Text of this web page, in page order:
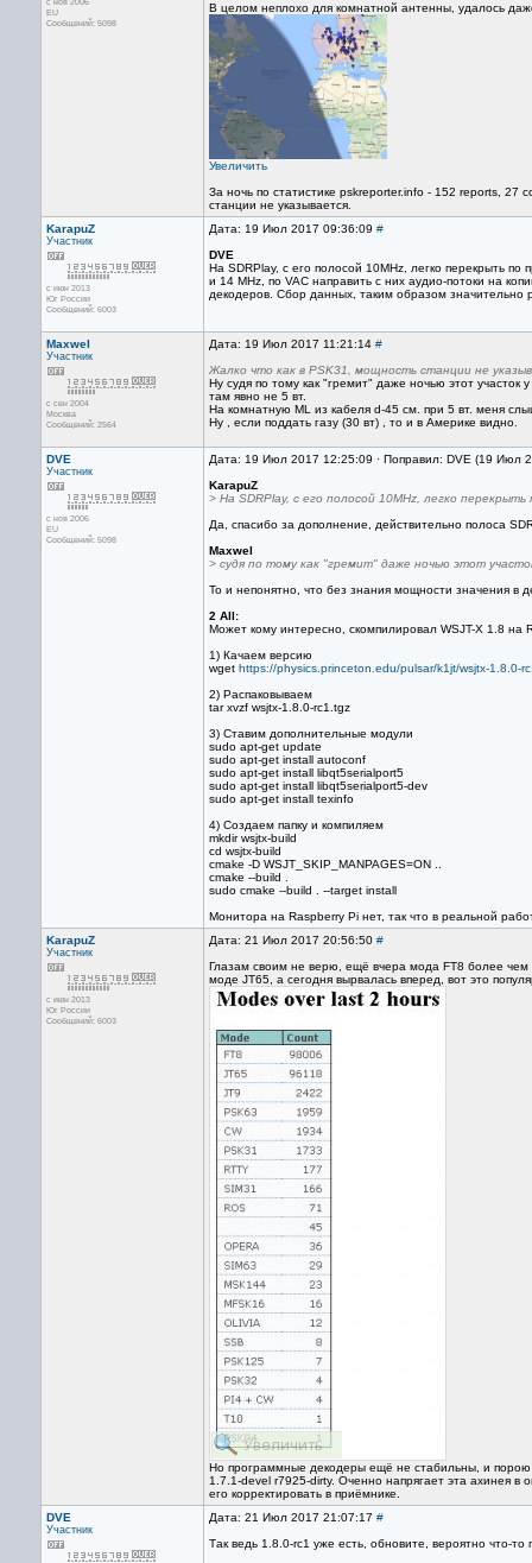
EU
Сообщений: 5098
В целом неплохо для комнатной антенны, удалось
Увеличить
За ночь по статистике pskreporter.info - 152 reports, 27
станции не указывается.
KarapuZ
Участник
с июн 2013
Юг России
Сообщений: 6003
Дата: 19 Июл 2017 09:36:09 #
DVE
На SDRPlay, с его полосой 10MHz, легко перекрыть
и 14 MHz, по VAC направить с них аудио-потоки на
декодеров. Сбор данных, таким образом значительно
Maxwel
Участник
с сен 2004
Москва
Сообщений: 2564
Дата: 19 Июл 2017 11:21:14 #
Жалко что как в PSK31, мощность станции не
Ну судя по тому как "гремит" даже ночью этот участок
там явно не 5 вт.
На комнатную ML из кабеля d-45 см. при 5 вт. меня
Ну , если поддать газу (30 вт) , то и в Америке видно.
DVE
Участник
с ноя 2006
EU
Сообщений: 5098
Дата: 19 Июл 2017 12:25:09 · Поправил: DVE (19 Июл
KarapuZ
> На SDRPlay, с его полосой 10MHz, легко
Да, спасибо за дополнение, действительно полоса
Maxwel
> судя по тому как "гремит" даже ночью этот
То и непонятно, что без знания мощности значения в
2 All:
Может кому интересно, скомпилировал WSJT-X 1.8 на
1) Качаем версию
wget https://physics.princeton.edu/pulsar/k1jt/wsjtx-1.8.0-
2) Распаковываем
tar xvzf wsjtx-1.8.0-rc1.tgz
3) Ставим дополнительные модули
sudo apt-get update
sudo apt-get install autoconf
sudo apt-get install libqt5serialport5
sudo apt-get install libqt5serialport5-dev
sudo apt-get install texinfo
4) Создаем папку и компиляем
mkdir wsjtx-build
cd wsjtx-build
cmake -D WSJT_SKIP_MANPAGES=ON ..
cmake --build .
sudo cmake --build . --target install
Монитора на Raspberry Pi нет, так что в реальной
KarapuZ
Участник
с июн 2013
Юг России
Сообщений: 6003
Дата: 21 Июл 2017 20:56:50 #
Глазам своим не верю, ещё вчера мода FT8 более чем
моде JT65, а сегодня вырвалась вперед, вот это
Но программные декодеры ещё не стабильны, и
1.7.1-devel r7925-dirty. Оченно напрягает эта ахинея
его корректировать в приёмнике.
DVE
Участник
Дата: 21 Июл 2017 21:07:17 #
Так ведь 1.8.0-rc1 уже есть, обновите, вероятно что-то